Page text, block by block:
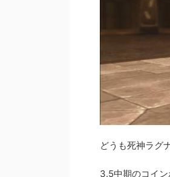
どうも死神ラグ
3.5中期のコイ